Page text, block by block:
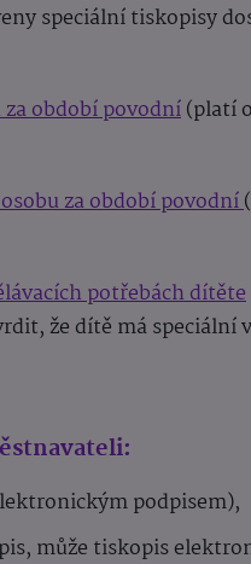
speciální tiskopisy
období povodní(platí
za období povodní
potřebách dítěte
že dítě má speciální
podpisem),
může tiskopis